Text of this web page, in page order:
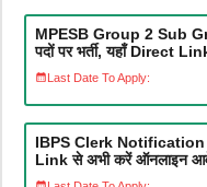
MPESB Group 2 Sub
पदों पर भर्ती, यहाँ Direct
Last Date To Apply:
IBPS Clerk Notification
Link से अभी करें ऑनलाइन